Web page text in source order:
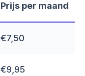
Prijs per maand
€7,50
€9,95